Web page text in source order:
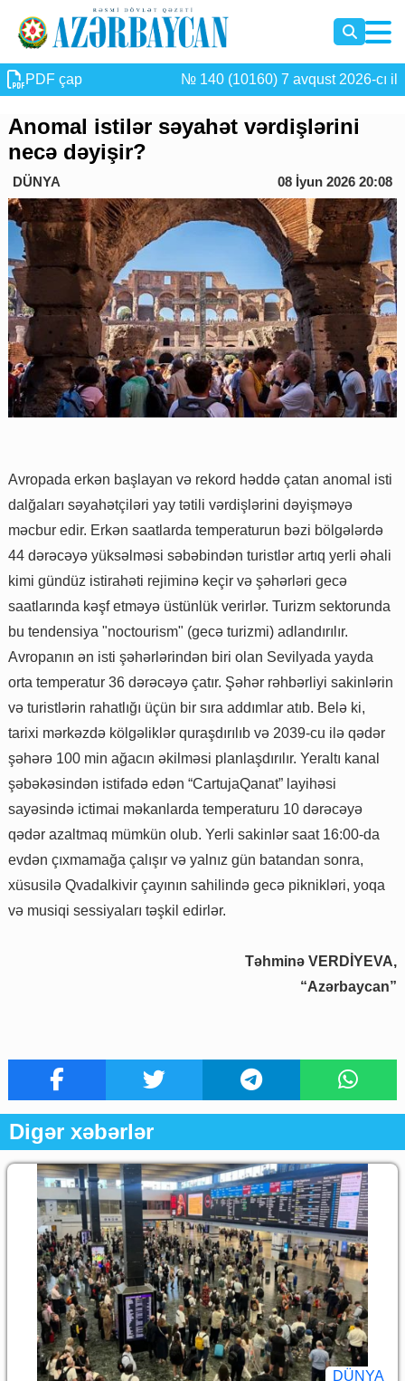
PDF çap № 140 (10160) 7 avqust 2026-cı il
Anomal istilər səyahət vərdişlərini
necə dəyişir?
DÜNYA 08 İyun 2026 20:08
Avropada erkən başlayan və rekord həddə çatan anomal isti
dalğaları səyahətçiləri yay tətili vərdişlərini dəyişməyə
məcbur edir. Erkən saatlarda temperaturun bəzi bölgələrdə
44 dərəcəyə yüksəlməsi səbəbindən turistlər artıq yerli əhali
kimi gündüz istirahəti rejiminə keçir və şəhərləri gecə
saatlarında kəşf etməyə üstünlük verirlər. Turizm sektorunda
bu tendensiya "noctourism" (gecə turizmi) adlandırılır.
Avropanın ən isti şəhərlərindən biri olan Sevilyada yayda
orta temperatur 36 dərəcəyə çatır. Şəhər rəhbərliyi sakinlərin
və turistlərin rahatlığı üçün bir sıra addımlar atıb. Belə ki,
tarixi mərkəzdə kölgəliklər quraşdırılıb və 2039-cu ilə qədər
şəhərə 100 min ağacın əkilməsi planlaşdırılır. Yeraltı kanal
şəbəkəsindən istifadə edən “CartujaQanat” layihəsi
sayəsində ictimai məkanlarda temperaturu 10 dərəcəyə
qədər azaltmaq mümkün olub. Yerli sakinlər saat 16:00-da
evdən çıxmamağa çalışır və yalnız gün batandan sonra,
xüsusilə Qvadalkivir çayının sahilində gecə piknikləri, yoqa
və musiqi sessiyaları təşkil edirlər.
Təhminə VERDİYEVA,
“Azərbaycan”
Digər xəbərlər
DÜNYA